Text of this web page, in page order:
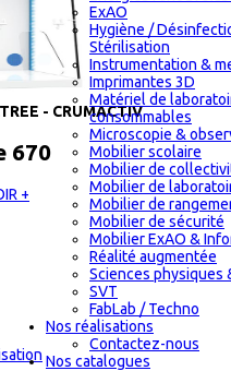
ExAO
Hygiène /
Stérilisation
Instrumentation &
Imprimantes 3D
Matériel de
consommables
Microscopie &
Mobilier scolaire
Mobilier de
Mobilier de
Mobilier de
Mobilier de sécurité
Mobilier ExAO &
Réalité augmentée
Sciences physiques
SVT
FabLab / Techno
Nos réalisations
Contactez-nous
Nos catalogues
- CRUMACTIV
670
+